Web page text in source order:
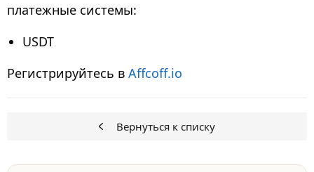
платежные системы:
USDT
Регистрируйтесь в Affcoff.io
Вернуться к списку